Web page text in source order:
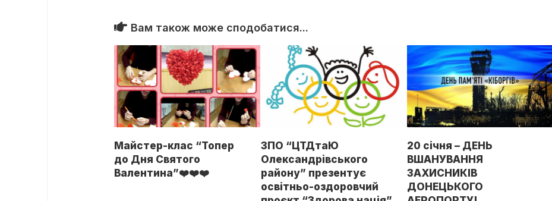
Вам також може сподобатися...
Майстер-клас “Топер
до Дня Святого
Валентина”❤️❤️❤️
ЗПО “ЦТДтаЮ
Олександрівського
району” презентує
освітньо-оздоровчий
20 січня – ДЕНЬ
ВШАНУВАННЯ
ЗАХИСНИКІВ
ДОНЕЦЬКОГО